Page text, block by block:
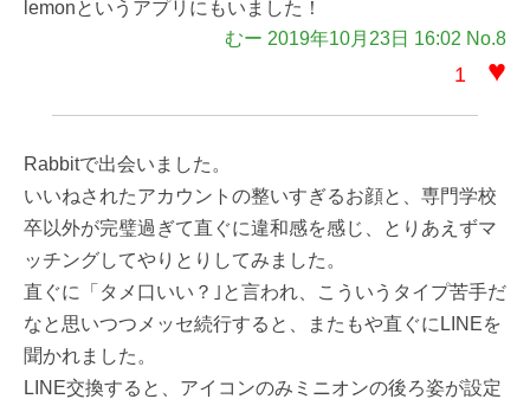
lemonというアプリにもいました！
むー 2019年10月23日 16:02 No.8
1 ♥
Rabbitで出会いました。
いいねされたアカウントの整いすぎるお顔と、専門学校
卒以外が完璧過ぎて直ぐに違和感を感じ、とりあえずマ
ッチングしてやりとりしてみました。
直ぐに「タメ口いい？｣と言われ、こういうタイプ苦手だ
なと思いつつメッセ続行すると、またもや直ぐにLINEを
聞かれました。
LINE交換すると、アイコンのみミニオンの後ろ姿が設定